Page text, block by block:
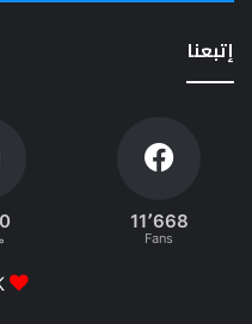
إتبعنا
11٬668
Fans